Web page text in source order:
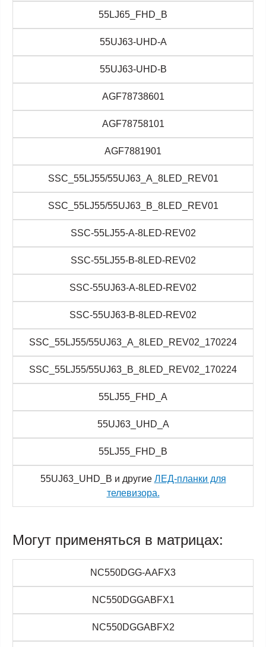
55LJ65_FHD_B
55UJ63-UHD-A
55UJ63-UHD-B
AGF78738601
AGF78758101
AGF7881901
SSC_55LJ55/55UJ63_A_8LED_REV01
SSC_55LJ55/55UJ63_B_8LED_REV01
SSC-55LJ55-A-8LED-REV02
SSC-55LJ55-B-8LED-REV02
SSC-55UJ63-A-8LED-REV02
SSC-55UJ63-B-8LED-REV02
SSC_55LJ55/55UJ63_A_8LED_REV02_170224
SSC_55LJ55/55UJ63_B_8LED_REV02_170224
55LJ55_FHD_A
55UJ63_UHD_A
55LJ55_FHD_B
55UJ63_UHD_B и другие ЛЕД-планки для
телевизора.
Могут применяться в матрицах:
NC550DGG-AAFX3
NC550DGGABFX1
NC550DGGABFX2